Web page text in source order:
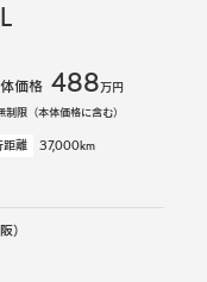
価格 488万円
限（本体価格に含む）
距離 37,000km
）